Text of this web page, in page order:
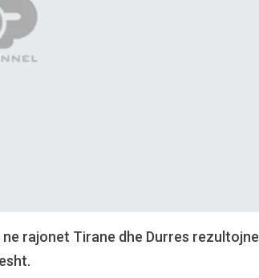
rajonet Tirane dhe Durres rezultojne